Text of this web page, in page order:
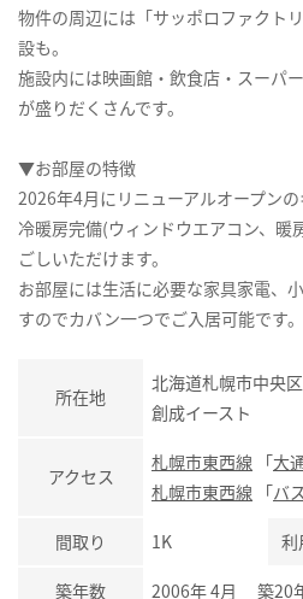
物件の周辺には「サッポロファクト
設も。
施設内には映画館・飲食店・スーパ
が盛りだくさんです。
▼お部屋の特徴
2026年4月にリニューアルオープン
冷暖房完備(ウィンドウエアコン、暖
ごしいただけます。
お部屋には生活に必要な家具家電、
すのでカバン一つでご入居可能です。
所在地
北海道札幌市中央
創成イースト
アクセス
札幌市東西線 「大
札幌市東西線 「バ
間取り 1K 利
築年数 2006年 4月 築20